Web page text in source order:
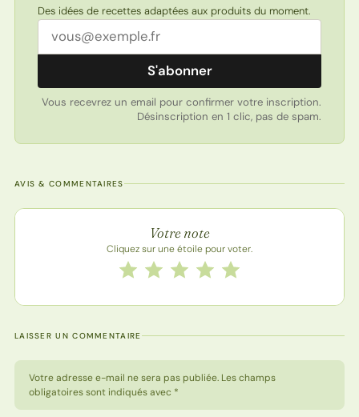
Des idées de recettes adaptées aux produits du moment.
Adresse email
S'abonner
Vous recevrez un email pour confirmer votre inscription.
Désinscription en 1 clic, pas de spam.
AVIS & COMMENTAIRES
Note de la recette
Votre note
Cliquez sur une étoile pour voter.
Notez cette recette de 1 à 5 étoiles
5 étoiles
4 étoiles
3 étoiles
2 étoiles
1 étoile
LAISSER UN COMMENTAIRE
Votre adresse e-mail ne sera pas publiée. Les champs
obligatoires sont indiqués avec *